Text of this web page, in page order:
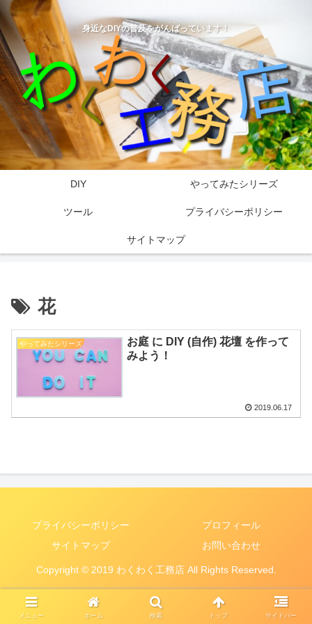
身近なDIYの普及をがんばっています！
DIY やってみたシリーズ
ツール プライバシーポリシー
サイトマップ
花
やってみたシリーズ
お庭 に DIY (自作) 花壇 を作って
みよう！
2019.06.17
プライバシーポリシー
プロフィール
サイトマップ
お問い合わせ
Copyright © 2019 わくわく工務店 All Rights Reserved.
メニュー ホーム 検索 トップ サイドバー